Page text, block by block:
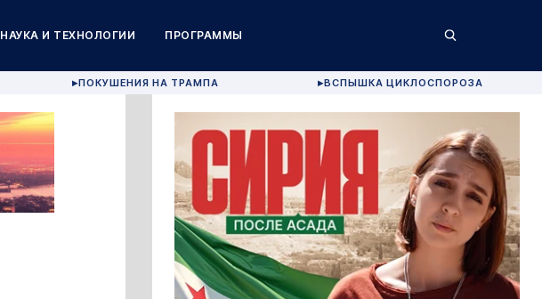
НАУКА И ТЕХНОЛОГИИ ПРОГРАММЫ
▶ПОКУШЕНИЯ НА ТРАМПА ▶ВСПЫШКА ЦИКЛОСПОРОЗА